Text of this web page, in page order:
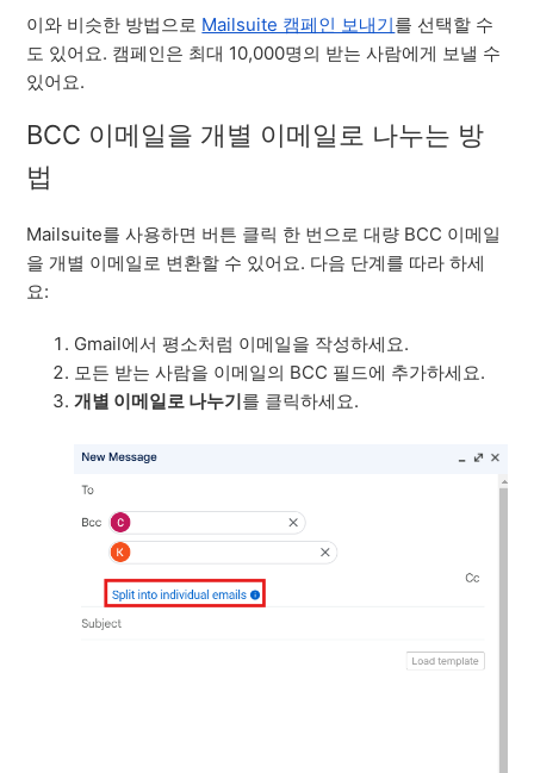
이와 비슷한 방법으로 Mailsuite 캠페인 보내기를 선택할 수
도 있어요. 캠페인은 최대 10,000명의 받는 사람에게 보낼 수
있어요.
BCC 이메일을 개별 이메일로 나누는 방
법
Mailsuite를 사용하면 버튼 클릭 한 번으로 대량 BCC 이메일
을 개별 이메일로 변환할 수 있어요. 다음 단계를 따라 하세
요:
Gmail에서 평소처럼 이메일을 작성하세요.
모든 받는 사람을 이메일의 BCC 필드에 추가하세요.
개별 이메일로 나누기를 클릭하세요.